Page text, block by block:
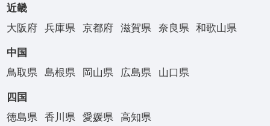
近畿
大阪府
兵庫県 京都府 滋賀県 奈良県 和歌山県
中国
鳥取県
島根県 岡山県 広島県 山口県
四国
徳島県
香川県 愛媛県 高知県